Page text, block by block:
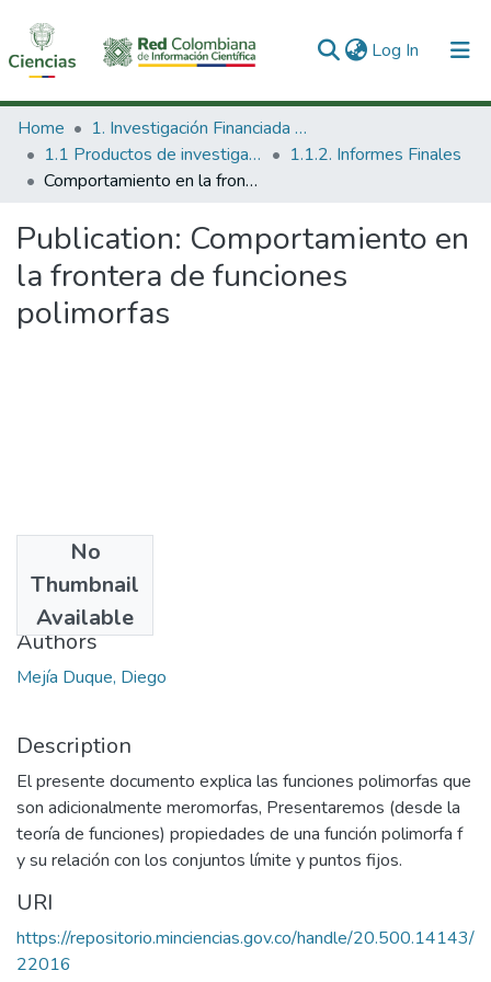
Log In (current)
Communities & Collections
All of DSpace
Home
1. Investigación Financiada con Recursos Públicos
1.1 Productos de investigación
1.1.2. Informes Finales
Comportamiento en la frontera de funciones polimorfas
Publication: Comportamiento en
la frontera de funciones
polimorfas
No
Thumbnail
Available
2011-07
Authors
Mejía Duque, Diego
Description
El presente documento explica las funciones polimorfas que
son adicionalmente meromorfas, Presentaremos (desde la
teoría de funciones) propiedades de una función polimorfa f
y su relación con los conjuntos límite y puntos fijos.
URI
https://repositorio.minciencias.gov.co/handle/20.500.14143/
22016